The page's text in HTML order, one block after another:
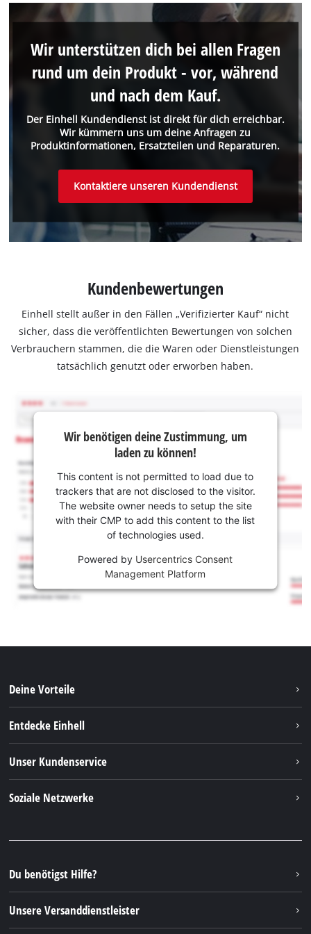
Der Einhell Kundendienst ist direkt für dich erreichbar.
Wir kümmern uns um deine Anfragen zu
Produktinformationen, Ersatzteilen und Reparaturen.
Wir unterstützen dich bei allen Fragen
rund um dein Produkt - vor, während
und nach dem Kauf.
Kontaktiere unseren Kundendienst
Kundenbewertungen
Einhell stellt außer in den Fällen „Verifizierter Kauf“ nicht
sicher, dass die veröffentlichten Bewertungen von solchen
Verbrauchern stammen, die die Waren oder Dienstleistungen
tatsächlich genutzt oder erworben haben.
Wir benötigen deine Zustimmung, um
laden zu können!
This content is not permitted to load due to
trackers that are not disclosed to the visitor.
The website owner needs to setup the site
with their CMP to add this content to the list
of technologies used.
Powered by Usercentrics Consent
Management Platform
Deine Vorteile
Entdecke Einhell
Nachhaltigkeit
Unser Kundenservice
FAQs
Rücksendungen / Widerruf
Verpackungsrichtlinien
Soziale Netzwerke
Instagram
TikTok
Pinterest
Du benötigst Hilfe?
Unsere Versanddienstleister